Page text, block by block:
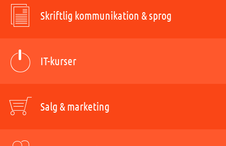
Skriftlig kommunikation & sprog
IT-kurser
Salg & marketing